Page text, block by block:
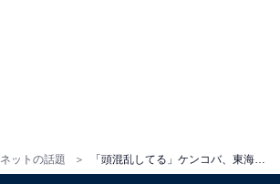
ネットの話題 「頭混乱してる」ケンコバ、東海オンエア・てつやの手の中に!? 「ビッグスター泊まってる！」